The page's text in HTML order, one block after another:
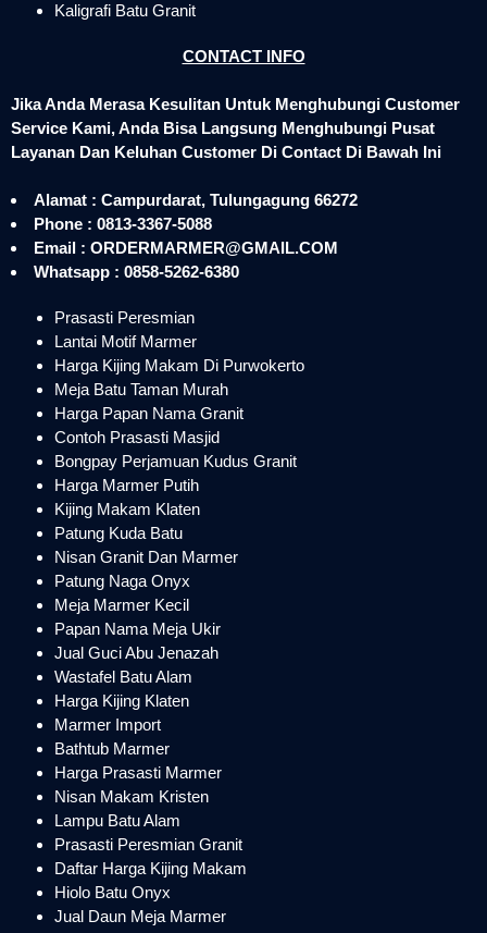
Kaligrafi Batu Granit
CONTACT INFO
Jika Anda Merasa Kesulitan Untuk Menghubungi Customer
Service Kami, Anda Bisa Langsung Menghubungi Pusat
Layanan Dan Keluhan Customer Di Contact Di Bawah Ini
Alamat : Campurdarat, Tulungagung 66272
Phone : 0813-3367-5088
Email : ORDERMARMER@GMAIL.COM
Whatsapp : 0858-5262-6380
Prasasti Peresmian
Lantai Motif Marmer
Harga Kijing Makam Di Purwokerto
Meja Batu Taman Murah
Harga Papan Nama Granit
Contoh Prasasti Masjid
Bongpay Perjamuan Kudus Granit
Harga Marmer Putih
Kijing Makam Klaten
Patung Kuda Batu
Nisan Granit Dan Marmer
Patung Naga Onyx
Meja Marmer Kecil
Papan Nama Meja Ukir
Jual Guci Abu Jenazah
Wastafel Batu Alam
Harga Kijing Klaten
Marmer Import
Bathtub Marmer
Harga Prasasti Marmer
Nisan Makam Kristen
Lampu Batu Alam
Prasasti Peresmian Granit
Daftar Harga Kijing Makam
Hiolo Batu Onyx
Jual Daun Meja Marmer